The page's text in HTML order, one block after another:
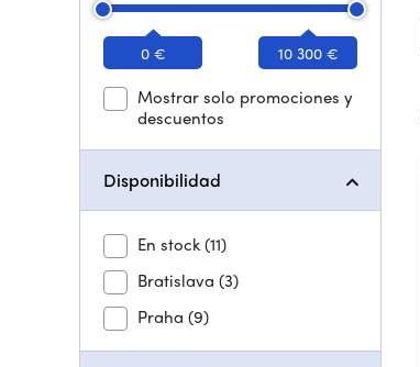
0 € 10 300 €
Mostrar solo promociones y
descuentos
Disponibilidad
En stock(11)
Bratislava (3)
Praha (9)